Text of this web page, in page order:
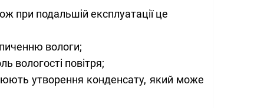
при подальшій експлуатації це
вологи;
вологості повітря;
утворення конденсату, який може